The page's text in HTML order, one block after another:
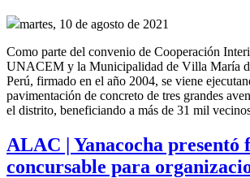
martes, 10 de agosto de 2021
Como parte del convenio de Cooperación
UNACEM y la Municipalidad de Villa María
Perú, firmado en el año 2004, se viene
pavimentación de concreto de tres grandes
el distrito, beneficiando a más de 31 mil
ALAC | Yanacocha presentó
concursable para